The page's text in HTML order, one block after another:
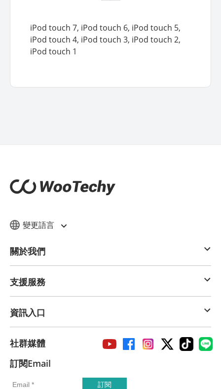
iPod touch 7, iPod touch 6, iPod touch 5,
iPod touch 4, iPod touch 3, iPod touch 2,
iPod touch 1
變更語言
關於我們
支援服務
資訊入口
社群媒體
訂閱Email